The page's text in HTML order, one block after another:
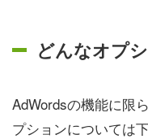
どんなオプ
AdWordsの機能に限
プションについては